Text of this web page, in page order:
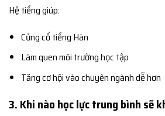
Hệ tiếng giúp:
Củng cố tiếng Hàn
Làm quen môi trường học tập
Tăng cơ hội vào chuyên ngành dễ hơn
3. Khi nào học lực trung bình sẽ